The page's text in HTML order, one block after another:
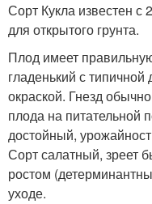
Сорт Кукла известен с
для открытого грунта.
Плод имеет
гладенький с
окраской. Гнезд
плода на питательной
достойный,
Сорт салатный, зреет
ростом
уходе.